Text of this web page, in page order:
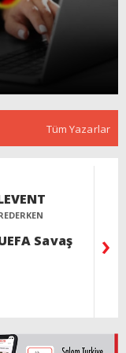
Tüm Yazarlar
›